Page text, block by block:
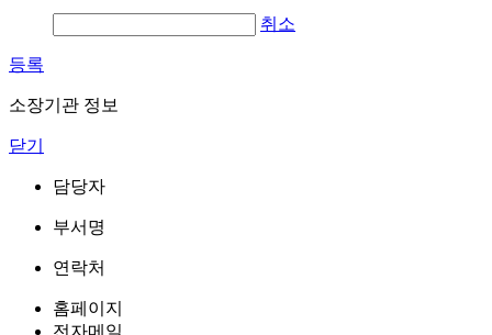
취소
등록
소장기관 정보
닫기
담당자
부서명
연락처
홈페이지
전자메일